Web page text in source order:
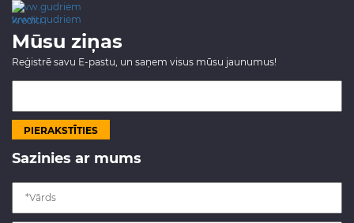
www.gudriem.lv/atrie-
krediti
Mūsu ziņas
Reģistrē savu E-pastu, un saņem visus mūsu jaunumus!
Sazinies ar mums